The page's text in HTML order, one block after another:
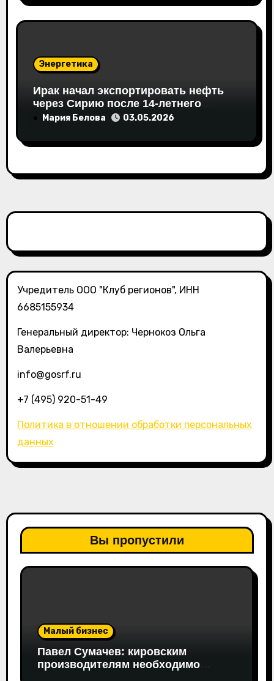
Энергетика
Ирак начал экспортировать нефть
через Сирию после 14-летнего
перерыва
Мария Белова 03.05.2026
Учредитель ООО "Клуб регионов", ИНН
6685155934
Генеральный директор: Чернокоз Ольга
Валерьевна
info@gosrf.ru
+7 (495) 920-51-49
Политика в отношении обработки персональных
данных
Вы пропустили
Малый бизнес
Павел Сумачев: кировским
производителям необходимо